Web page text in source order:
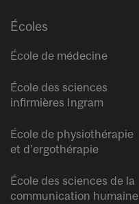
Écoles
École de médecine
École des sciences
infirmières Ingram
École de physiothérapie
et d’ergothérapie
École des sciences de la
communication humaine